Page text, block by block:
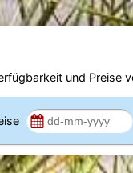
und Preise